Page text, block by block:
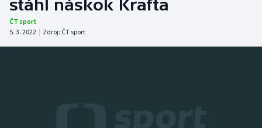
Fotbal
Hokej
stáhl náskok Krafta
ČT sport
5. 3. 2022 | Zdroj: ČT sport